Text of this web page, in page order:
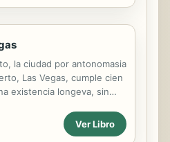
sipping rum toddies in
beautifully
book. Designed to suit
"Ski Hotels serves as an
guide to the best resorts
and Japan, Includes an
and informative
la ciudad por antonomasia
Las Vegas, cumple cien
existencia longeva, sin
en unos
tan inhóspitos y vacíos como
Ver Libro